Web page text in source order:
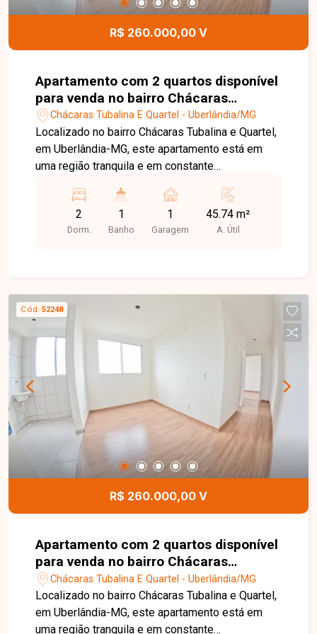
festas. Uma excelente oportunidade para quem
deseja morar ou investir em uma região
valorizada de Uberlândia. Agende sua visita e
R$ 260.000,00 V
Apartamento com 2 quartos disponível
para venda no bairro Chácaras
Tubalina e Quartel em Uberlândia - MG
Chácaras Tubalina E Quartel - Uberlândia/MG
Localizado no bairro Chácaras Tubalina e Quartel,
em Uberlândia-MG, este apartamento está em
uma região tranquila e em constante
supermercados, escolas, farmácias, comércios e
importantes vias da cidade. O bairro oferece
praticidade e qualidade de vida para quem busca
banheiro social e 1 vaga de garagem. Uma
excelente opção para quem busca um imóvel
confortável e com ótimo aproveitamento dos
espaços. O condomínio oferece uma
infraestrutura completa, com portaria virtual Força
Tarefa, 2 elevadores, playground, pet place,
espaço gourmet com churrasqueira, quadra de
basquete e academia ao ar livre, proporcionando
mais lazer, segurança e comodidade para toda a
família. Entre em contato e agende sua visita para
conhecer este imóvel!
2
Dorm.
1
Banho
1
Garagem
45.74 m²
A. Útil
Cód. 52248
R$ 260.000,00 V
Apartamento com 2 quartos disponível
para venda no bairro Chácaras
Tubalina e Quartel em Uberlândia-MG
Chácaras Tubalina E Quartel - Uberlândia/MG
Localizado no bairro Chácaras Tubalina e Quartel,
em Uberlândia-MG, este apartamento está em
uma região tranquila e em constante